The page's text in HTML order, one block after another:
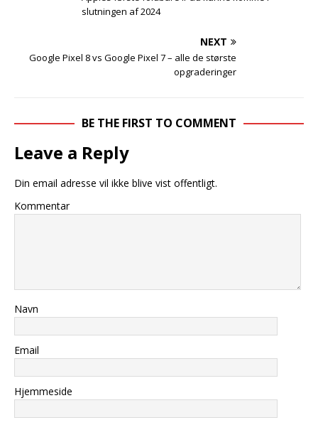
slutningen af 2024
NEXT
Google Pixel 8 vs Google Pixel 7 – alle de største
opgraderinger
BE THE FIRST TO COMMENT
Leave a Reply
Din email adresse vil ikke blive vist offentligt.
Kommentar
Navn
Email
Hjemmeside